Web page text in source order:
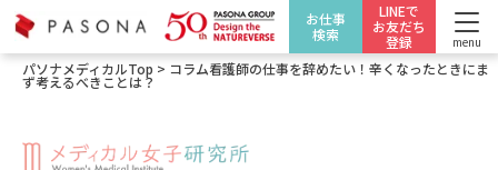
お仕事
検索
LINEで
お友だち
登録
menu
パソナメディカルTop > コラム看護師の仕事を辞めたい！辛くなったときにま
ず考えるべきことは？